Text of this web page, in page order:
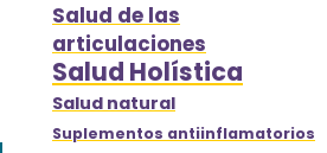
Salud de las
articulaciones
Salud Holística
Salud natural
Suplementos antiinflamatorios